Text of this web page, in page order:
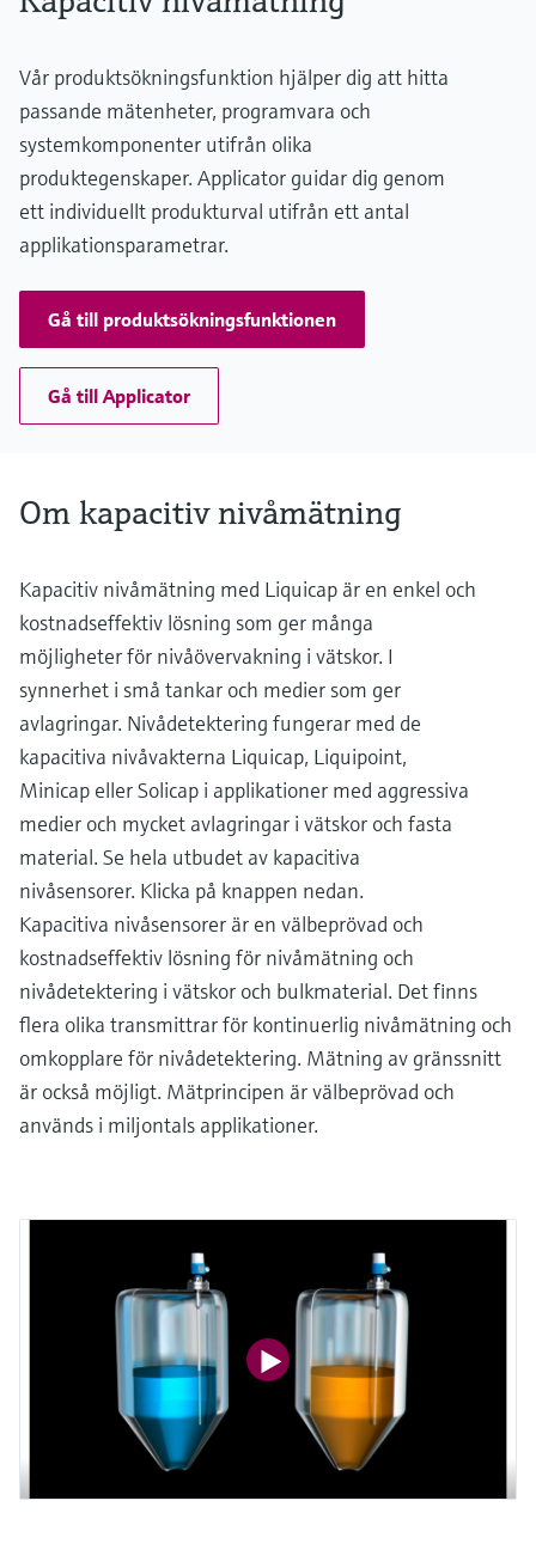
316L
Vår produktsökningsfunktion hjälper dig att hitta
passande mätenheter, programvara och
systemkomponenter utifrån olika
produktegenskaper. Applicator guidar dig genom
ett individuellt produkturval utifrån ett antal
applikationsparametrar.
Gå till produktsökningsfunktionen
Gå till Applicator
Om kapacitiv nivåmätning
Kapacitiv nivåmätning med Liquicap är en enkel och
kostnadseffektiv lösning som ger många
möjligheter för nivåövervakning i vätskor. I
synnerhet i små tankar och medier som ger
avlagringar. Nivådetektering fungerar med de
kapacitiva nivåvakterna Liquicap, Liquipoint,
Minicap eller Solicap i applikationer med aggressiva
medier och mycket avlagringar i vätskor och fasta
material. Se hela utbudet av kapacitiva
nivåsensorer. Klicka på knappen nedan.
Kapacitiva nivåsensorer är en välbeprövad och
kostnadseffektiv lösning för nivåmätning och
nivådetektering i vätskor och bulkmaterial. Det finns
flera olika transmittrar för kontinuerlig nivåmätning och
omkopplare för nivådetektering. Mätning av gränssnitt
är också möjligt. Mätprincipen är välbeprövad och
används i miljontals applikationer.